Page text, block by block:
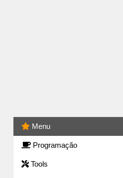
Menu
Programação
Tools